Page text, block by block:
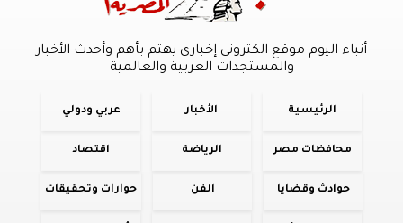
أنباء اليوم موقع الكترونى إخباري يهتم بأهم وأحدث الأخبار
والمستجدات العربية والعالمية
الرئيسية الأخبار عربي ودولي
محافظات مصر الرياضة اقتصاد
حوادث وقضايا الفن حوارات وتحقيقات